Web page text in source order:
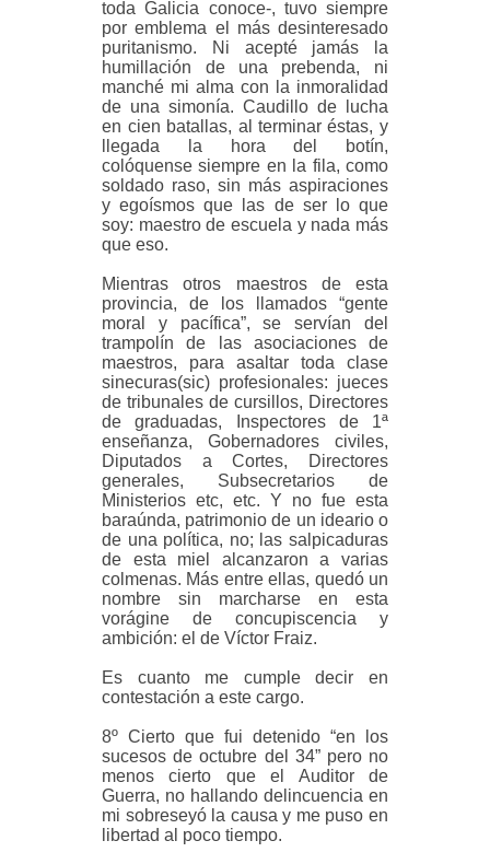
toda Galicia conoce-, tuvo siempre
por emblema el más desinteresado
puritanismo. Ni acepté jamás la
humillación de una prebenda, ni
manché mi alma con la inmoralidad
de una simonía. Caudillo de lucha
en cien batallas, al terminar éstas, y
llegada la hora del botín,
colóquense siempre en la fila, como
soldado raso, sin más aspiraciones
y egoísmos que las de ser lo que
soy: maestro de escuela y nada más
que eso.
Mientras otros maestros de esta
provincia, de los llamados “gente
moral y pacífica”, se servían del
trampolín de las asociaciones de
maestros, para asaltar toda clase
sinecuras(sic) profesionales: jueces
de tribunales de cursillos, Directores
de graduadas, Inspectores de 1ª
enseñanza, Gobernadores civiles,
Diputados a Cortes, Directores
generales, Subsecretarios de
Ministerios etc, etc. Y no fue esta
baraúnda, patrimonio de un ideario o
de una política, no; las salpicaduras
de esta miel alcanzaron a varias
colmenas. Más entre ellas, quedó un
nombre sin marcharse en esta
vorágine de concupiscencia y
ambición: el de Víctor Fraiz.
Es cuanto me cumple decir en
contestación a este cargo.
8º Cierto que fui detenido “en los
sucesos de octubre del 34” pero no
menos cierto que el Auditor de
Guerra, no hallando delincuencia en
mi sobreseyó la causa y me puso en
libertad al poco tiempo.